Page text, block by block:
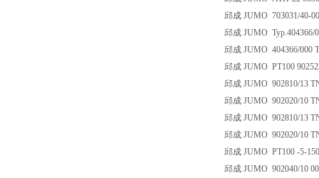
邱成 JUMO 703031/40-
邱成 JUMO Typ.404366/
邱成 JUMO 404366/000
邱成 JUMO PT100
邱成 JUMO 902810/13
邱成 JUMO 902020/10
邱成 JUMO 902810/13
邱成 JUMO 902020/10
邱成 JUMO PT100 -5-
邱成 JUMO 902040/10